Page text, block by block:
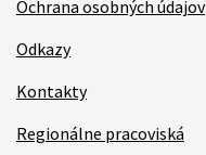
Ochrana osobných údajov
Odkazy
Kontakty
Regionálne pracoviská